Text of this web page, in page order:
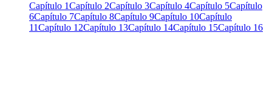
Capítulo 1Capítulo 2Capítulo 3Capítulo 4Capítulo 5Capítulo
6Capítulo 7Capítulo 8Capítulo 9Capítulo 10Capítulo
11Capítulo 12Capítulo 13Capítulo 14Capítulo 15Capítulo 16